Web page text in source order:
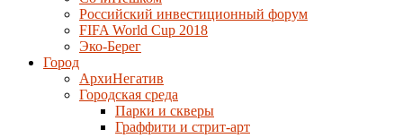
Российский инвестиционный форум
FIFA World Cup 2018
Эко-Берег
Город
АрхиНегатив
Городская среда
Парки и скверы
Граффити и стрит-арт